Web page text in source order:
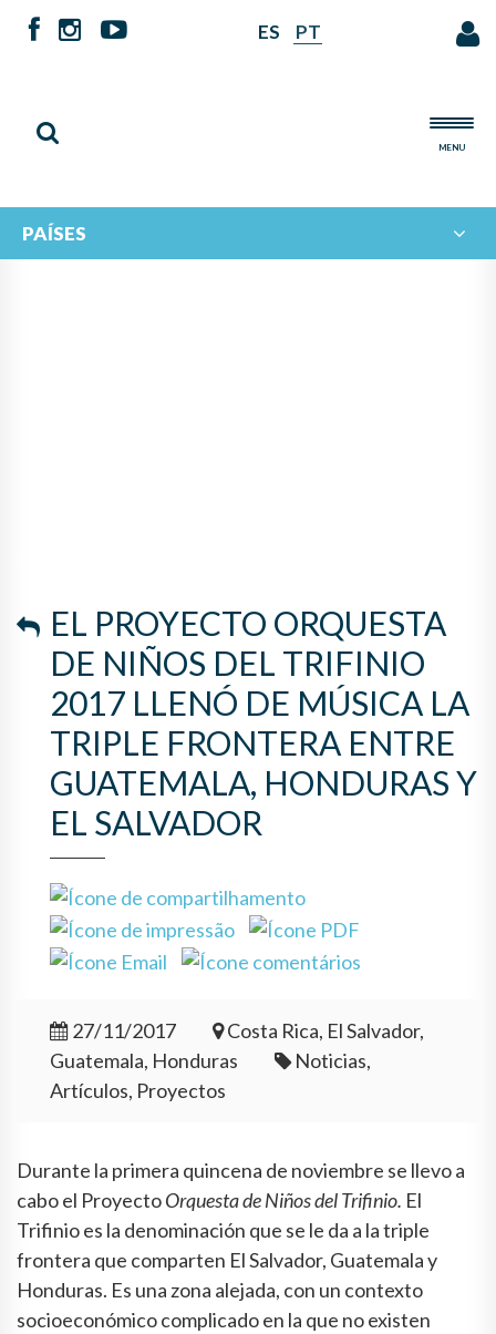
ES PT
MENU
PAÍSES
SALVADOR
EL PROYECTO ORQUESTA
DE NIÑOS DEL TRIFINIO
2017 LLENÓ DE MÚSICA LA
TRIPLE FRONTERA ENTRE
GUATEMALA, HONDURAS Y
EL SALVADOR
27/11/2017
Costa Rica, El Salvador,
Guatemala, Honduras
Noticias,
Artículos, Proyectos
Durante la primera quincena de noviembre se llevo a
cabo el ProyectoOrquesta de Niños del Trifinio. El
Trifinio es la denominación que se le da a la triple
frontera que comparten El Salvador, Guatemala y
Honduras. Es una zona alejada, con un contexto
socioeconómico complicado en la que no existen